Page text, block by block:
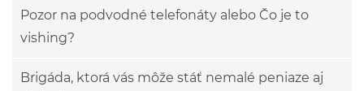
Pozor na podvodné telefonáty alebo Čo je to
vishing?
Brigáda, ktorá vás môže stáť nemalé peniaze aj